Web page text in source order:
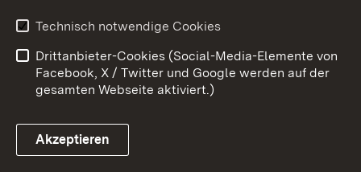
Link zum Landesportal
Barrierefreiheit
Impressum
Cookies
Technisch notwendige Cookies
Drittanbieter-Cookies (Social-Media-Elemente von
Facebook, X / Twitter und Google werden auf der
gesamten Webseite aktiviert.)
Akzeptieren